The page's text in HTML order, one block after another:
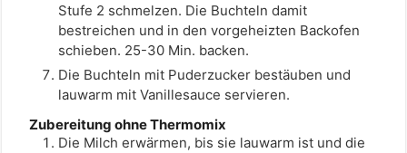
Stufe 2 schmelzen. Die Buchteln damit
bestreichen und in den vorgeheizten Backofen
schieben. 25-30 Min. backen.
Die Buchteln mit Puderzucker bestäuben und
lauwarm mit Vanillesauce servieren.
Zubereitung ohne Thermomix
Die Milch erwärmen, bis sie lauwarm ist und die